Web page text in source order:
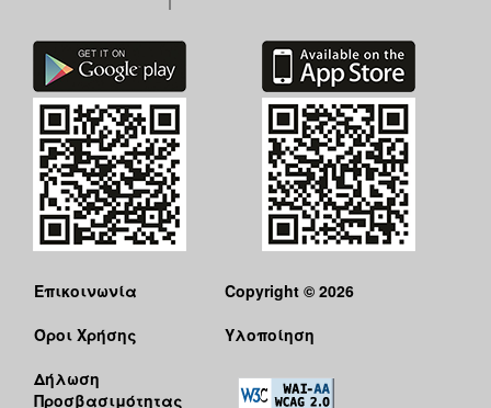
Επικοινωνία
Όροι Χρήσης
Δήλωση
Προσβασιμότητας
Copyright © 2026
Υλοποίηση